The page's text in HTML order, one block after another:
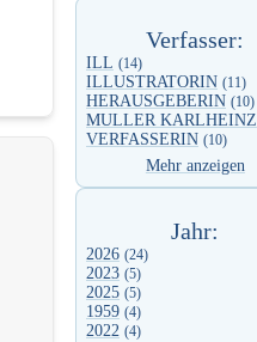
Verfasser:
ILL (14)
ILLUSTRATORIN (11)
HERAUSGEBERIN (10)
MULLER KARLHEINZ
VERFASSERIN (10)
Mehr anzeigen
Jahr:
2026 (24)
2023 (5)
2025 (5)
1959 (4)
2022 (4)